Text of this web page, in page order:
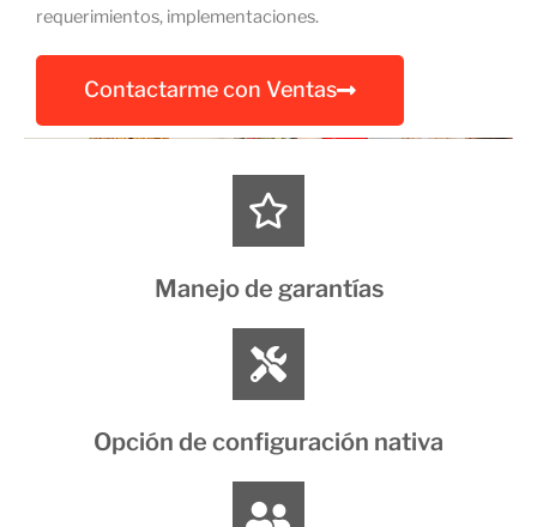
requerimientos, implementaciones.
Contactarme con Ventas
Manejo de garantías
Opción de configuración nativa